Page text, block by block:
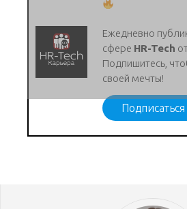
Ежедневно
сфере HR-Tech
Подпишитесь,
своей мечты!
Подписаться